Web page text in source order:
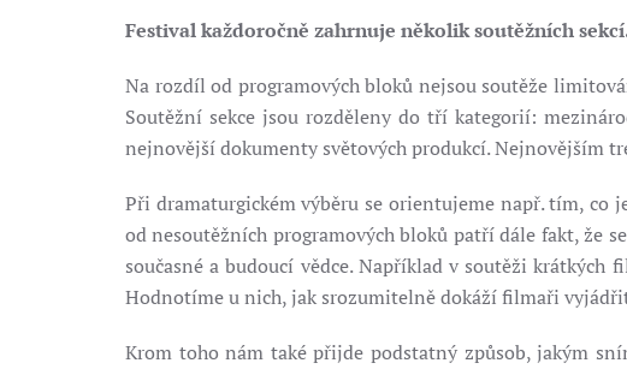
Festival každoročně zahrnuje několik soutěžních
Na rozdíl od programových bloků nejsou soutěže
Soutěžní sekce jsou rozděleny do tří kategorií:
nejnovější dokumenty světových produkcí.
Při dramaturgickém výběru se orientujeme např. tím, co
od nesoutěžních programových bloků patří dále fakt, že
současné a budoucí vědce. Například v soutěži
Hodnotíme u nich, jak srozumitelně dokáží filmaři
Krom toho nám také přijde podstatný způsob, jakým